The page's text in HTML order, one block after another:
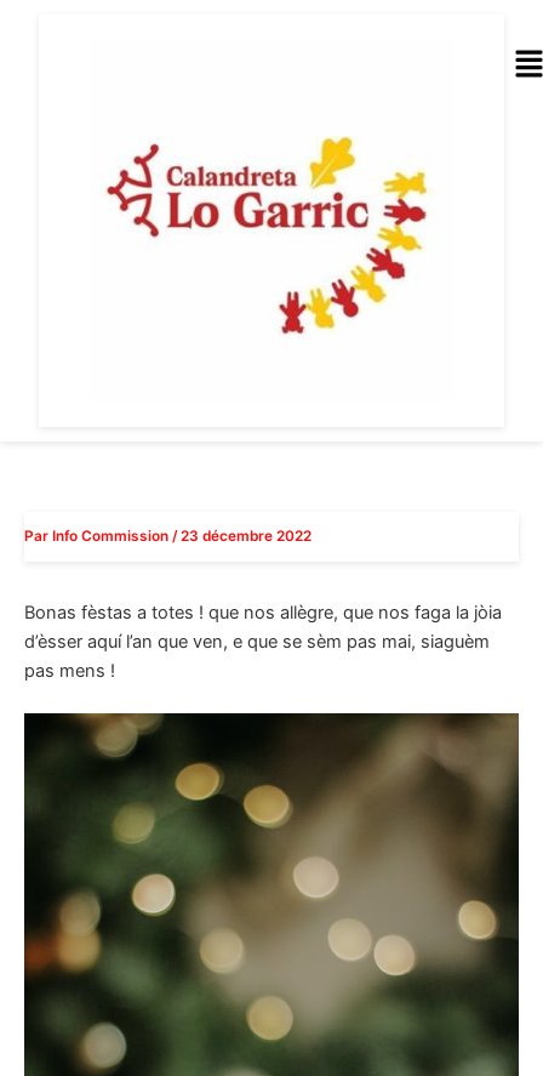
Par Info Commission /23 décembre 2022
Bonas fèstas a totes ! que nos allègre, que nos faga la jòia
d’èsser aquí l’an que ven, e que se sèm pas mai, siaguèm
pas mens !